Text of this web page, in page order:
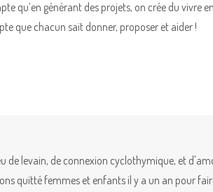
qu’en générant des projets, on crée du vivre
que chacun sait donner, proposer et aider !
de levain, de connexion cyclothymique, et
quitté femmes et enfants il y a un an pour